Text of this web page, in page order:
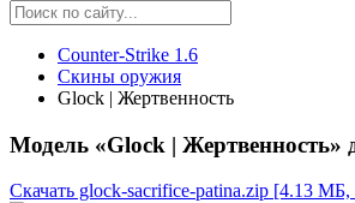
Counter-Strike 1.6
Скины оружия
Glock | Жертвенность
Модель «Glock | Жертвенность»
Скачать glock-sacrifice-patina.zip [4.13 МБ,